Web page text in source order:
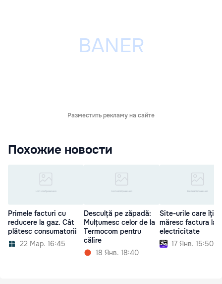
Разместить рекламу на сайте
Похожие новости
Primele facturi cu
reducere la gaz. Cât
plătesc consumatorii
22 Мар. 16:45
Desculță pe zăpadă:
Mulțumesc celor de la
Termocom pentru
călire
18 Янв. 18:40
Site-urile care îţi
măresc factura la
electricitate
17 Янв. 15:50